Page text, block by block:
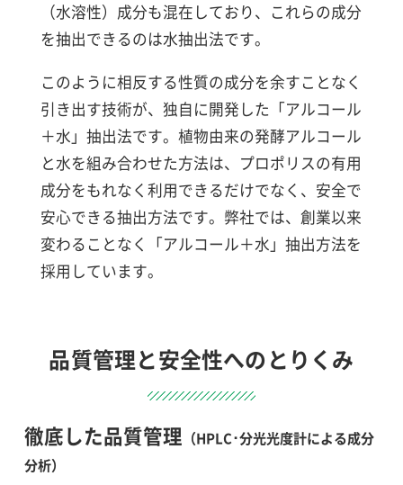
（水溶性）成分も混在しており、これらの成分
を抽出できるのは水抽出法です。
このように相反する性質の成分を余すことなく
引き出す技術が、独自に開発した「アルコール
＋水」抽出法です。植物由来の発酵アルコール
と水を組み合わせた方法は、プロポリスの有用
成分をもれなく利用できるだけでなく、安全で
安心できる抽出方法です。弊社では、創業以来
変わることなく「アルコール＋水」抽出方法を
採用しています。
品質管理と安全性へのとりくみ
徹底した品質管理 （HPLC･分光光度計による成分
分析）